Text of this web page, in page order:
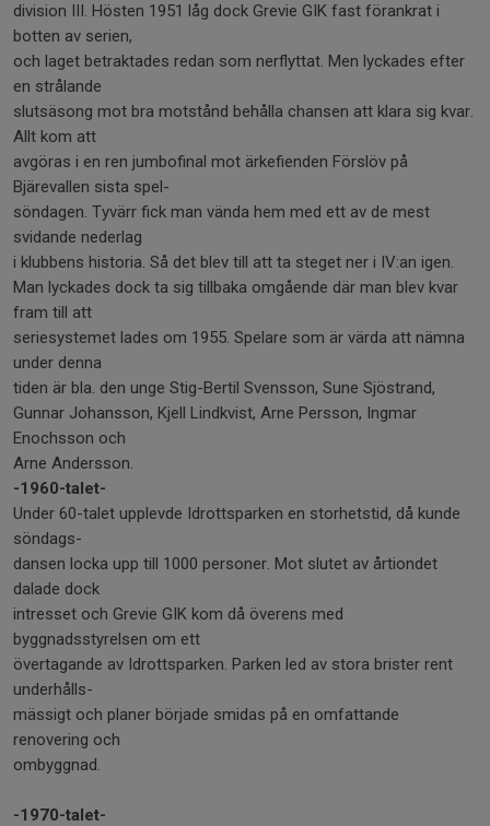
division III. Hösten 1951 låg dock Grevie GIK fast förankrat i
botten av serien,
och laget betraktades redan som nerflyttat. Men lyckades efter
en strålande
slutsäsong mot bra motstånd behålla chansen att klara sig kvar.
Allt kom att
avgöras i en ren jumbofinal mot ärkefienden Förslöv på
Bjärevallen sista spel-
söndagen. Tyvärr fick man vända hem med ett av de mest
svidande nederlag
i klubbens historia. Så det blev till att ta steget ner i IV:an igen.
Man lyckades dock ta sig tillbaka omgående där man blev kvar
fram till att
seriesystemet lades om 1955. Spelare som är värda att nämna
under denna
tiden är bla. den unge Stig-Bertil Svensson, Sune Sjöstrand,
Gunnar Johansson, Kjell Lindkvist, Arne Persson, Ingmar
Enochsson och
Arne Andersson.
-1960-talet-
Under 60-talet upplevde Idrottsparken en storhetstid, då kunde
söndags-
dansen locka upp till 1000 personer. Mot slutet av årtiondet
dalade dock
intresset och Grevie GIK kom då överens med
byggnadsstyrelsen om ett
övertagande av Idrottsparken. Parken led av stora brister rent
underhålls-
mässigt och planer började smidas på en omfattande
renovering och
ombyggnad.
-1970-talet-